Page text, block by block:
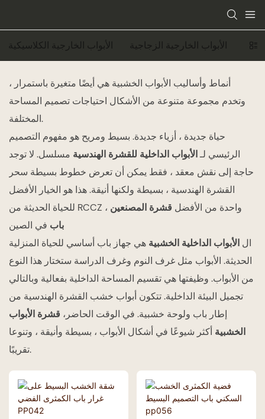
الأبواب الخارجية الكلاسيكية الأبواب الخارجية الزجاجية
أنماط وأساليب الأبواب الخشبية هي أيضًا متغيرة باستمرار ،
وتخدم مجموعة متنوعة من الأشكال احتياجات تصميم المساحة
المختلفة.
حياة جديدة ، أزياء جديدة. بسيط ومريح هو مفهوم التصميم
الرئيسي لـالأبواب الداخلية للقشرة الهندسية مسلسل. لا توجد
حاجة إلى نقش معقد ، فقط يمكن أن تعرض خطوط بسيطة سحر
القشرة الهندسية ، بسيطة ولكنها أنيقة. هذا هو الخيار الأفضل
للحياة الحديثة من RCCZ ، واحدة من الأفضل قشرة المصنعين
باب
ال الأبواب الداخلية الخشبية هي جهاز باب أساسي للحياة المنزلية
الحديثة. الأبواب مثل غرف النوم وغرف الدراسة ستختار هذا النوع
من الأبواب. وظيفتها هي تقسيم المساحة الداخلية بفعالية وبالتالي
تجميل البيئة الداخلية. تتكون أبواب خشب القشرة الهندسية من
إطار باب ولوحة خشبية. في الوقت الحاضر، قشرة الأبواب
الخشبية أكثر شيوعًا في أشكال الأبواب ، بسيطة وأنيقة ، وتنوعا
تقريبًا.